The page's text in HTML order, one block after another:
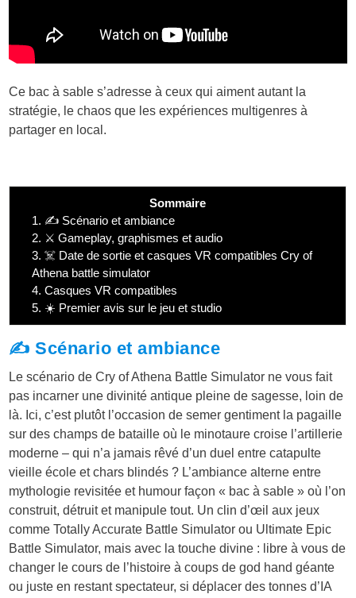
Ce bac à sable s’adresse à ceux qui aiment autant la
stratégie, le chaos que les expériences multigenres à
partager en local.
Sommaire
1. ✍️ Scénario et ambiance
2. ⚔️ Gameplay, graphismes et audio
3. ☠️ Date de sortie et casques VR compatibles Cry of
Athena battle simulator
4. Casques VR compatibles
5. ☀️ Premier avis sur le jeu et studio
✍️ Scénario et ambiance
Le scénario de Cry of Athena Battle Simulator ne vous fait
pas incarner une divinité antique pleine de sagesse, loin de
là. Ici, c’est plutôt l’occasion de semer gentiment la pagaille
sur des champs de bataille où le minotaure croise l’artillerie
moderne – qui n’a jamais rêvé d’un duel entre catapulte
vieille école et chars blindés ? L’ambiance alterne entre
mythologie revisitée et humour façon « bac à sable » où l’on
construit, détruit et manipule tout. Un clin d’œil aux jeux
comme Totally Accurate Battle Simulator ou Ultimate Epic
Battle Simulator, mais avec la touche divine : libre à vous de
changer le cours de l’histoire à coups de god hand géante
ou juste en restant spectateur, si déplacer des tonnes d’IA